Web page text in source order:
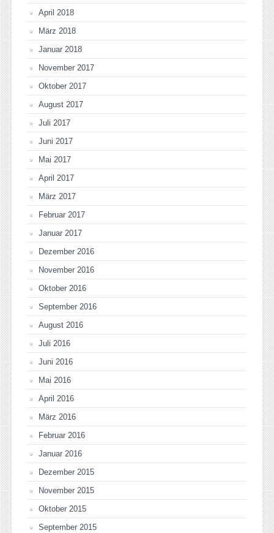
April 2018
März 2018
Januar 2018
November 2017
Oktober 2017
August 2017
Juli 2017
Juni 2017
Mai 2017
April 2017
März 2017
Februar 2017
Januar 2017
Dezember 2016
November 2016
Oktober 2016
September 2016
August 2016
Juli 2016
Juni 2016
Mai 2016
April 2016
März 2016
Februar 2016
Januar 2016
Dezember 2015
November 2015
Oktober 2015
September 2015